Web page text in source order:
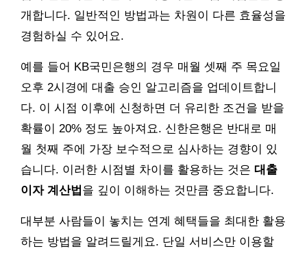
개합니다. 일반적인 방법과는 차원이 다른 효율성을
경험하실 수 있어요.
예를 들어 KB국민은행의 경우 매월 셋째 주 목요일
오후 2시경에 대출 승인 알고리즘을 업데이트합니
다. 이 시점 이후에 신청하면 더 유리한 조건을 받을
확률이 20% 정도 높아져요. 신한은행은 반대로 매
월 첫째 주에 가장 보수적으로 심사하는 경향이 있
습니다. 이러한 시점별 차이를 활용하는 것은 대출
이자 계산법 을 깊이 이해하는 것만큼 중요합니다.
대부분 사람들이 놓치는 연계 혜택들을 최대한 활용
하는 방법을 알려드릴게요. 단일 서비스만 이용할